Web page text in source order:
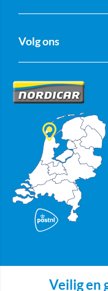
Volg ons
Veilig en